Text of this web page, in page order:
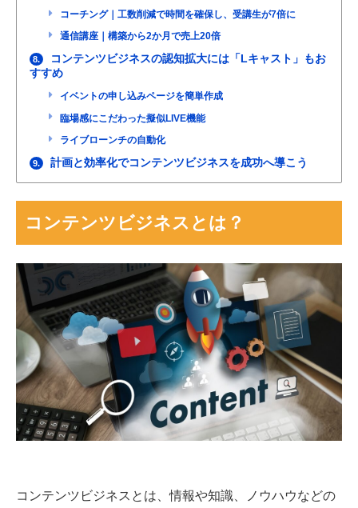
コーチング｜工数削減で時間を確保し、受講生が7倍に
通信講座｜構築から2か月で売上20倍
8.
コンテンツビジネスの認知拡大には「Lキャスト」もお
すすめ
イベントの申し込みページを簡単作成
臨場感にこだわった擬似LIVE機能
ライブローンチの自動化
9. 計画と効率化でコンテンツビジネスを成功へ導こう
コンテンツビジネスとは？
コンテンツビジネスとは、情報や知識、ノウハウなどの